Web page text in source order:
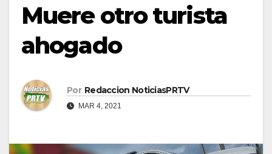
Muere otro turista
ahogado
Por Redaccion NoticiasPRTV
MAR 4, 2021